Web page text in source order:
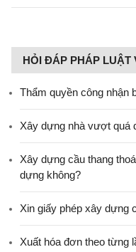
HỎI ĐÁP PHÁP LUẬT
Thẩm quyền công nhận
Xây dựng nhà vượt quá
Xây dựng cầu thang
dựng không?
Xin giấy phép xây dựng
Xuất hóa đơn theo từng